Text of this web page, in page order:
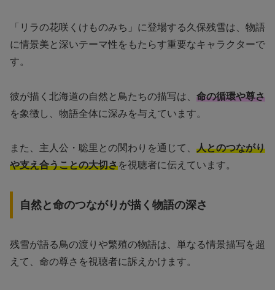
「リラの花咲くけものみち」に登場する久保残雪は、物語
に情景美と深いテーマ性をもたらす重要なキャラクターで
す。
彼が描く北海道の自然と鳥たちの描写は、 命の循環や尊さ
を象徴し、物語全体に深みを与えています。
また、主人公・聡里との関わりを通じて、 人とのつながり
や支え合うことの大切さを視聴者に伝えています。
自然と命のつながりが描く物語の深さ
残雪が語る鳥の渡りや繁殖の物語は、単なる情景描写を超
えて、命の尊さを視聴者に訴えかけます。